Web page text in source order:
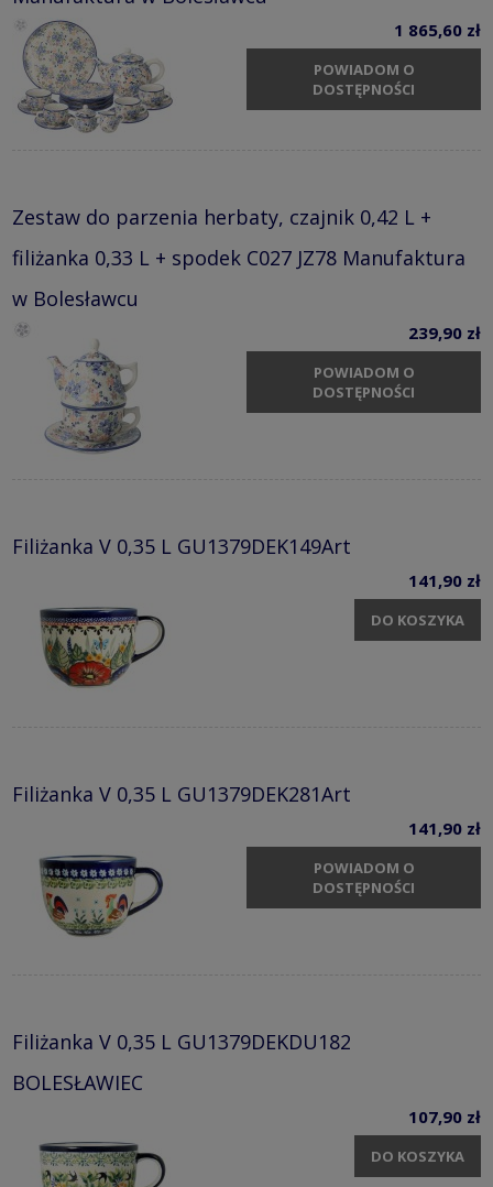
1 865,60 zł
POWIADOM O
DOSTĘPNOŚCI
Zestaw do parzenia herbaty, czajnik 0,42 L +
filiżanka 0,33 L + spodek C027 JZ78 Manufaktura
w Bolesławcu
239,90 zł
POWIADOM O
DOSTĘPNOŚCI
Filiżanka V 0,35 L GU1379DEK149Art
141,90 zł
DO KOSZYKA
Filiżanka V 0,35 L GU1379DEK281Art
141,90 zł
POWIADOM O
DOSTĘPNOŚCI
Filiżanka V 0,35 L GU1379DEKDU182
BOLESŁAWIEC
107,90 zł
DO KOSZYKA